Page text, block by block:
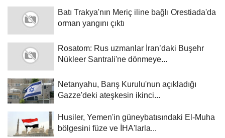
Batı Trakya'nın Meriç iline bağlı Orestiada'da
orman yangını çıktı
Rosatom: Rus uzmanlar İran’daki Buşehr
Nükleer Santrali'ne dönmeye...
Netanyahu, Barış Kurulu'nun açıkladığı
Gazze'deki ateşkesin ikinci...
Husiler, Yemen'in güneybatısındaki El-Muha
bölgesini füze ve İHA'larla...